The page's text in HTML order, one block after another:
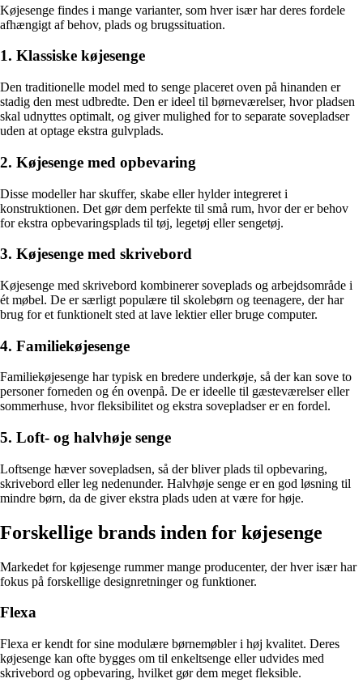
Køjesenge findes i mange varianter, som hver især har deres fordele
afhængigt af behov, plads og brugssituation.
1. Klassiske køjesenge
Den traditionelle model med to senge placeret oven på hinanden er
stadig den mest udbredte. Den er ideel til børneværelser, hvor pladsen
skal udnyttes optimalt, og giver mulighed for to separate sovepladser
uden at optage ekstra gulvplads.
2. Køjesenge med opbevaring
Disse modeller har skuffer, skabe eller hylder integreret i
konstruktionen. Det gør dem perfekte til små rum, hvor der er behov
for ekstra opbevaringsplads til tøj, legetøj eller sengetøj.
3. Køjesenge med skrivebord
Køjesenge med skrivebord kombinerer soveplads og arbejdsområde i
ét møbel. De er særligt populære til skolebørn og teenagere, der har
brug for et funktionelt sted at lave lektier eller bruge computer.
4. Familiekøjesenge
Familiekøjesenge har typisk en bredere underkøje, så der kan sove to
personer forneden og én ovenpå. De er ideelle til gæsteværelser eller
sommerhuse, hvor fleksibilitet og ekstra sovepladser er en fordel.
5. Loft- og halvhøje senge
Loftsenge hæver sovepladsen, så der bliver plads til opbevaring,
skrivebord eller leg nedenunder. Halvhøje senge er en god løsning til
mindre børn, da de giver ekstra plads uden at være for høje.
Forskellige brands inden for køjesenge
Markedet for køjesenge rummer mange producenter, der hver især har
fokus på forskellige designretninger og funktioner.
Flexa
Flexa er kendt for sine modulære børnemøbler i høj kvalitet. Deres
køjesenge kan ofte bygges om til enkeltsenge eller udvides med
skrivebord og opbevaring, hvilket gør dem meget fleksible.